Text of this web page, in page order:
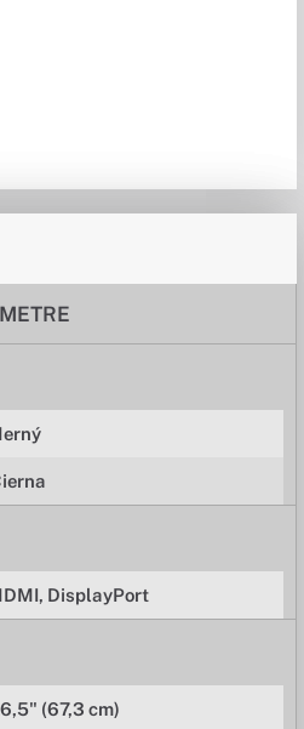
DisplayPort
(67,3 cm)